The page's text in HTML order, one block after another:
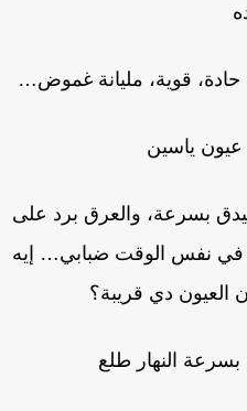
قوية، مليانة غموض…
ياسين
بسرعة، والعرق برد على
نفس الوقت ضبابي… إيه
دي قريبة؟
النهار طلع